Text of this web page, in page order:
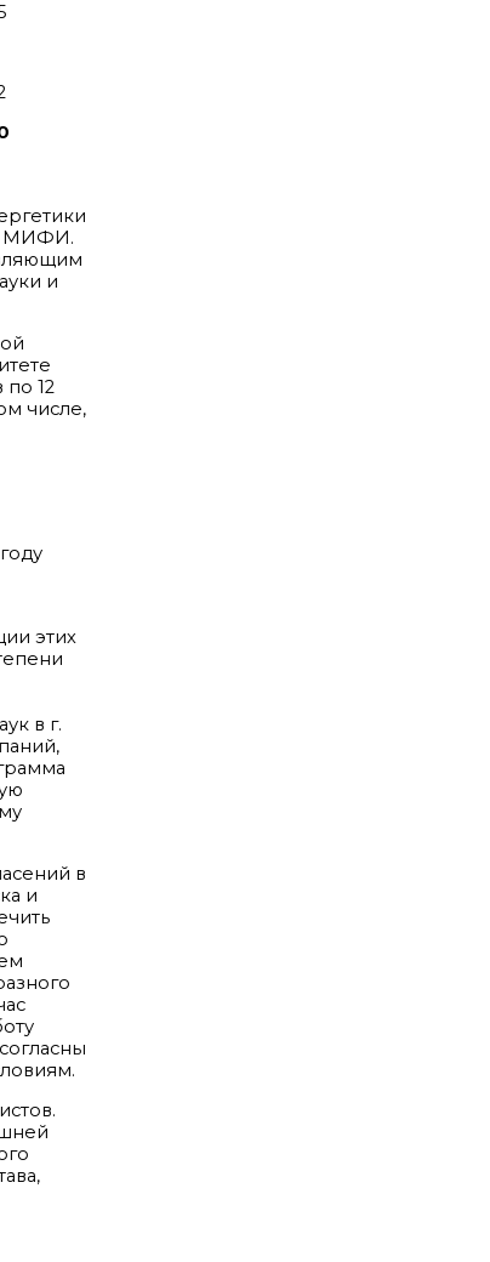
МИФИ.
и
по 12
числе,
этих
в г.
в
и